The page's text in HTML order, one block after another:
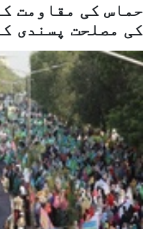
حماس کی مقاومت
کی مصلحت پسندی